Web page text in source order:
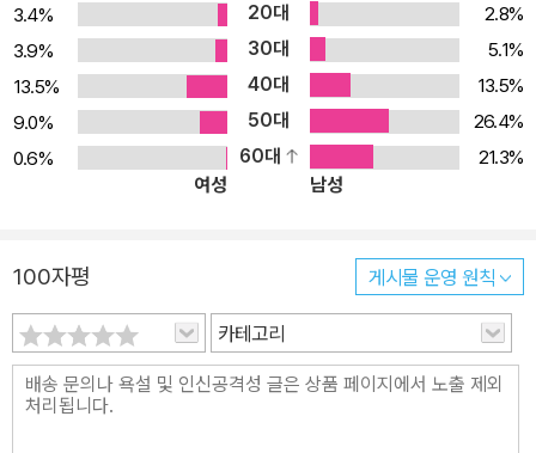
가 바로서기를 바란다.
3.4% 20대
2.8%
3.9%
30대
5.1%
13.5%
40대
13.5%
9.0%
50대
26.4%
0.6%
60대
21.3%
여성
남성
100자평 게시물 운영 원칙
카테고리